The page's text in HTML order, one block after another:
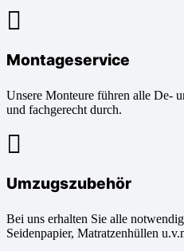
Montageservice
Unsere Monteure führen alle De-
und fachgerecht durch.
Umzugszubehör
Bei uns erhalten Sie alle
Seidenpapier, Matratzenhüllen